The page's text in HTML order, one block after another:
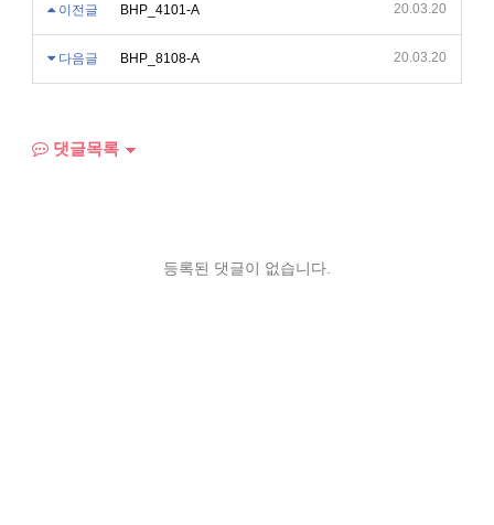
이전글 BHP_4101-A 20.03.20
다음글 BHP_8108-A 20.03.20
댓글목록
등록된 댓글이 없습니다.